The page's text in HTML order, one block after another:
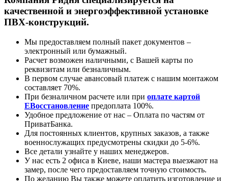
качественной и энергоэффективной установке
ПВХ-конструкций.
Мы предоставляем полный пакет документов –
электронный или бумажный.
Расчет возможен наличными, с Вашей карты по
реквизитам или безналичным.
В первом случае авансовый платеж с нашим монтажом
составляет 70%.
При безналичном расчете или при оплате картой
ЕВосстановление предоплата 100%.
Удобное предложение от нас – Оплата по частям от
ПриватБанка.
Для постоянных клиентов, крупных заказов, а также
военнослужащих предусмотрены скидки до 5-6%.
Все детали узнайте у наших менеджеров.
У нас есть 2 офиса в Киеве, наши мастера выезжают на
замер, после чего предоставляем точную стоимость.
По желанию Вы также можете оплатить изготовление и